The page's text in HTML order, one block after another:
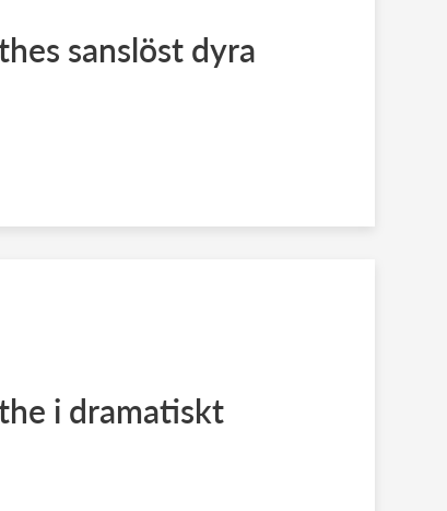
sanslöst dyra
i dramatiskt